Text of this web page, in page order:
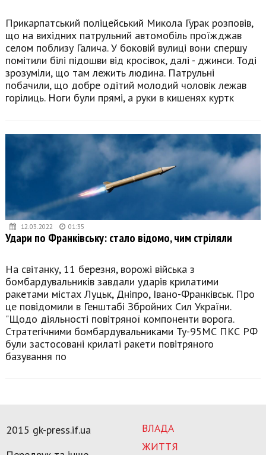
Прикарпатський поліцейський Микола Гурак розповів,
що на вихідних патрульний автомобіль проїжджав
селом поблизу Галича. У боковій вулиці вони спершу
помітили білі підошви від кросівок, далі - джинси. Тоді
зрозуміли, що там лежить людина. Патрульні
побачили, що добре одітий молодий чоловік лежав
горілиць. Ноги були прямі, а руки в кишенях куртк
12.03.2022 01:35
Удари по Франківську: стало відомо, чим стріляли
На світанку, 11 березня, ворожі війська з
бомбардувальників завдали ударів крилатими
ракетами містах Луцьк, Дніпро, Івано-Франківськ. Про
це повідомили в Генштабі Збройних Сил України.
"Щодо діяльності повітряної компоненти ворога.
Стратегічними бомбардувальниками Ту-95МС ПКС РФ
були застосовані крилаті ракети повітряного
базування по
ВЛАДА
ЖИТТЯ
2015 gk-press.if.ua